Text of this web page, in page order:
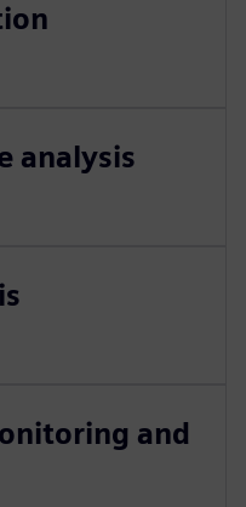
analysis
and